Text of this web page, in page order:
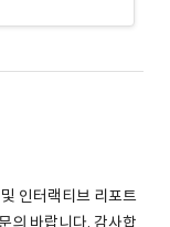
인터랙티브 리포트
의 바랍니다. 감사합